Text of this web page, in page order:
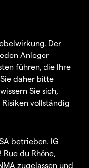
Der
Anleger
führen, die Ihre
daher bitte
Sie sich,
vollständig
betrieben. IG
du Rhône,
zugelassen und